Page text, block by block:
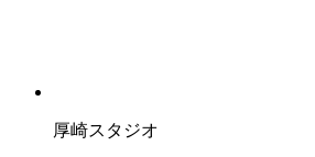
厚崎スタジオ